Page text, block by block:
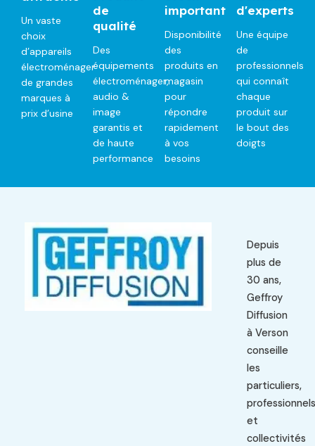
Un vaste
choix
d’appareils
électroménager
de grandes
marques à
prix d’usine
de
qualité
Des
équipements
électroménager,
audio &
image
garantis et
de haute
performance
important
Disponibilité
des
produits en
magasin
pour
répondre
rapidement
à vos
besoins
d'experts
Une équipe
de
professionnels
qui connaît
chaque
produit sur
le bout des
doigts
Depuis
plus de
30 ans,
Geffroy
Diffusion
à Verson
conseille
les
particuliers,
professionnels
et
collectivités